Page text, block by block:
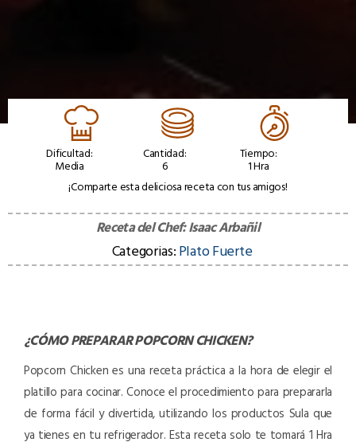
Dificultad:
Media
Cantidad:
6
Tiempo:
1 Hra
¡Comparte esta deliciosa receta con tus amigos!
Receta del Chef:Isaac Arbañil
Categorias:Plato Fuerte
¿CÓMO PREPARARPOPCORN CHICKEN?
Popcorn Chicken es una receta práctica a la hora de elegir el
platillo para cocinar. Conoce el procedimiento para prepararla
de forma fácil y divertida, utilizando los productos Sula que
ya tienes en tu refrigerador. Esta receta solo te tomará 1 Hra